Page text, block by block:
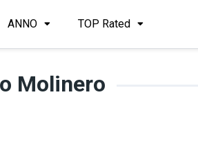
ANNO TOP Rated
Molinero